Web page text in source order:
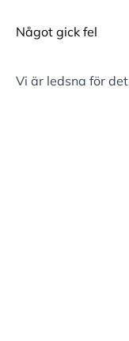
Något gick fel
Vi är ledsna för